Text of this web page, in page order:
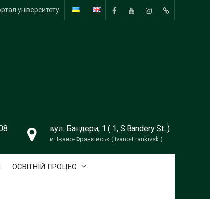
FacebookYouTubeInstagramTikTok
університету
вул. Бандери, 1 ( 1, S.Bandery St. )
м. Івано-Франківськ ( Ivano-Frankivsk )
ОСВІТНІЙ ПРОЦЕС